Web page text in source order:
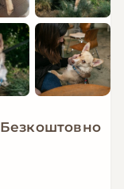
Безкоштовно